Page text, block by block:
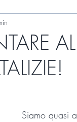
Siamo quasi